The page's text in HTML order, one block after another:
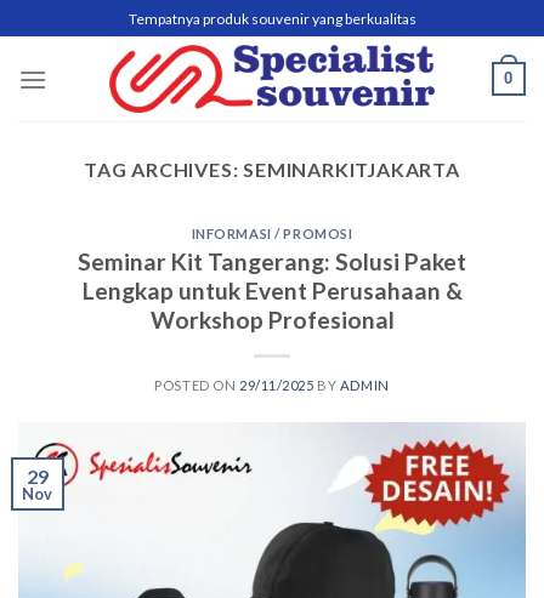
to
content
Tempatnya produk souvenir yang berkualitas
0
TAG ARCHIVES:SEMINARKITJAKARTA
INFORMASI / PROMOSI
Seminar Kit Tangerang: Solusi Paket
Lengkap untuk Event Perusahaan &
Workshop Profesional
POSTED ON 29/11/2025 BY ADMIN
29
Nov